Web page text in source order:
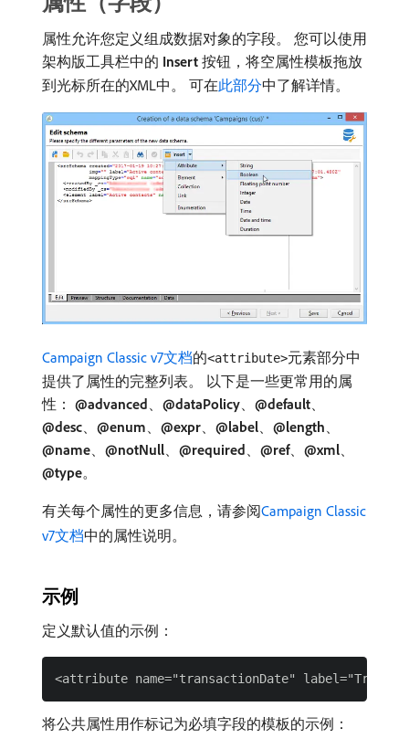
属性允许您定义组成数据对象的字段。 您可以使用
架构版工具栏中的​ Insert ​按钮，将空属性模板拖放
到光标所在的XML中。 可在此部分中了解详情。
Campaign Classic v7文档的<attribute>元素部分中
提供了属性的完整列表。 以下是一些更常用的属
性： @advanced、 @dataPolicy、 @default、
@desc、 @enum、 @expr、 @label、 @length、
@name、 @notNull、 @required、 @ref、 @xml、
@type。
有关每个属性的更多信息，请参阅Campaign Classic
v7文档中的属性说明。
示例
定义默认值的示例：
将公共属性用作标记为必填字段的模板的示例：